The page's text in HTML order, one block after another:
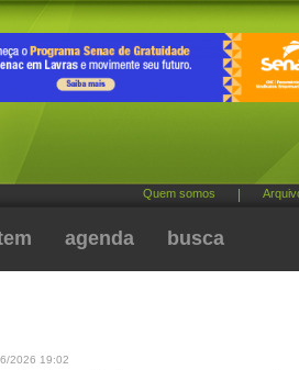
Quem somos
agenda busca
2026 19:02